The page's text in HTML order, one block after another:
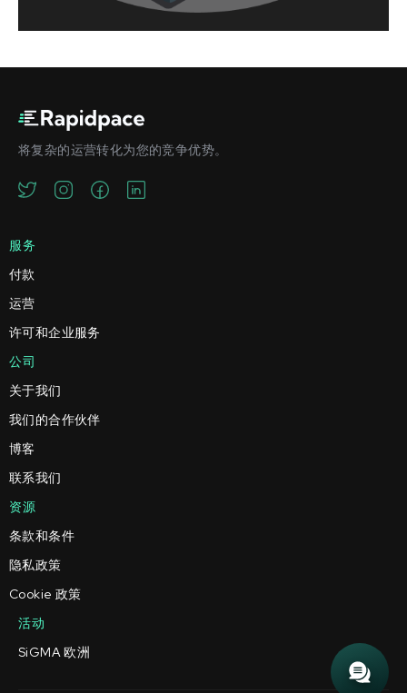
将复杂的运营转化为您的竞争优势。
服务
付款
运营
许可和企业服务
公司
关于我们
我们的合作伙伴
博客
联系我们
资源
条款和条件
隐私政策
Cookie 政策
活动
SiGMA 欧洲